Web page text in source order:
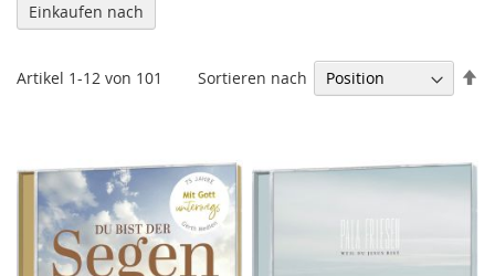
Artikel 1-12 von 101 Sortieren nach
Einkaufen nach